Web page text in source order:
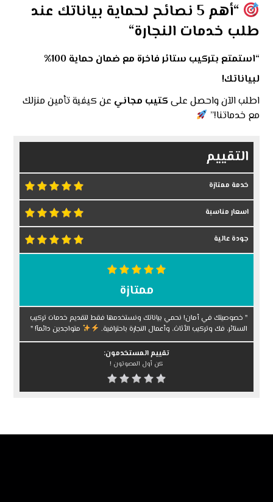
“
أهم 5 نصائح لحماية بياناتك عند
طلب خدمات النجارة“
“
استمتع بتركيب ستائر فاخرة مع ضمان حماية 100%
لبياناتك!
اطلب الآن واحصل على كتيب مجاني عن كيفية تأمين منزلك
مع خدماتنا!”
التقييم
خدمة ممتازة
اسعار مناسبة
جودة عالية
ممتازة
" خصوصيتك في أمان! نحمي بياناتك ونستخدمها فقط لتقديم خدمات تركيب
الستائر، فك وتركيب الأثاث، وأعمال النجارة باحترافية.
متواجدين دائمآ! "
تقييم المستخدمون:
كن أول المصوتون !